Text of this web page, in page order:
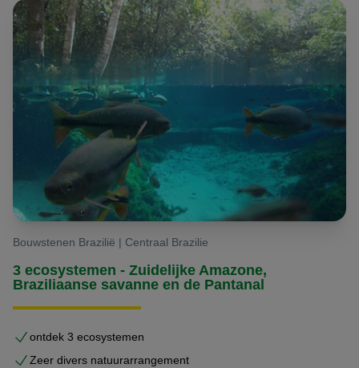
Brazilië.
Bouwstenen Brazilië | Centraal Brazilie
3 ecosystemen - Zuidelijke Amazone,
Braziliaanse savanne en de Pantanal
ontdek 3 ecosystemen
Zeer divers natuurarrangement